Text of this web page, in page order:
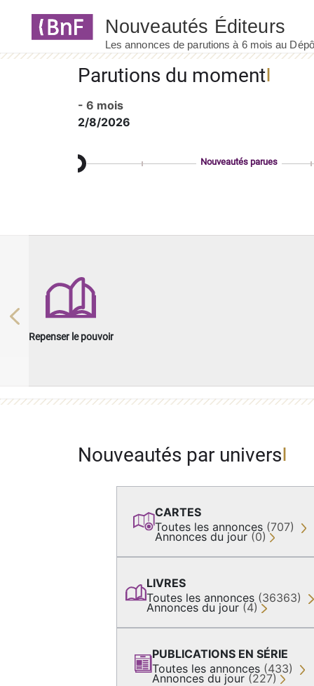
Parutions du moment
- 6 mois
2/8/2026
Nouveautés parues
Repenser le pouvoir
Previous
Nouveautés par univers
CARTES
Toutes les annonces (707)
Annonces du jour (0)
LIVRES
Toutes les annonces (36363)
Annonces du jour (4)
PUBLICATIONS EN SÉRIE
Toutes les annonces (433)
Annonces du jour (227)